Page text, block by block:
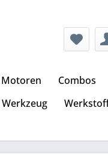
Motoren Combos
Werkzeug